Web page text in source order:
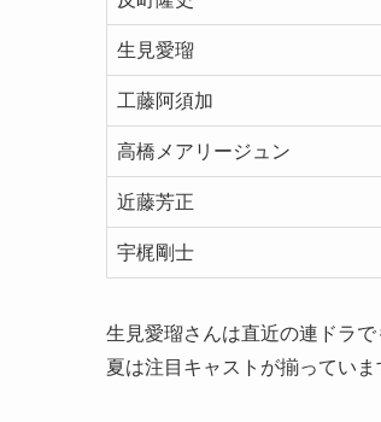
生見愛瑠
工藤阿須加
高橋メアリージュン
近藤芳正
宇梶剛士
生見愛瑠さんは直近の連ドラで
夏は注目キャストが揃っていま